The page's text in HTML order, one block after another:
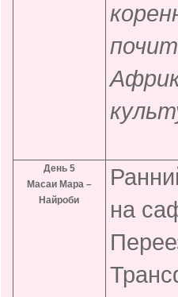
День 5
Масаи Мара –
Найроби
на